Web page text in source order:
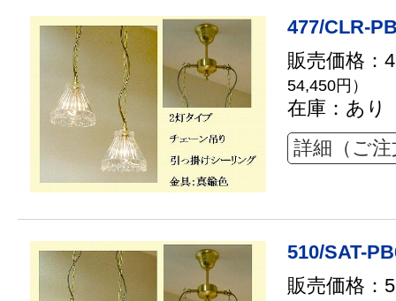
477/CLR-
販売価格：
54,450円）
在庫：あり
詳細（ご
510/SAT-
販売価格：